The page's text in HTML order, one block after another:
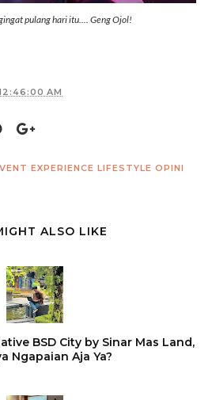
pulang hari itu.... Geng Ojol!
AM
EXPERIENCE LIFESTYLE OPINI
ALSO LIKE
BSD City by Sinar Mas Land,
Ngapaian Aja Ya?